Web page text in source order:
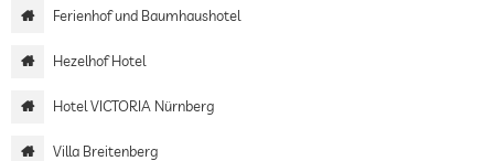
Ferienhof und Baumhaushotel
Hezelhof Hotel
Hotel VICTORIA Nürnberg
Villa Breitenberg